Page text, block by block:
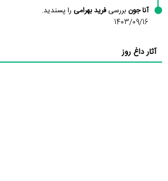
آنا جون بررسی فرید بهرامی را پسندید.
1403/09/16
آثار داغ روز